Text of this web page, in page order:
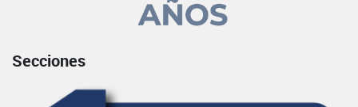
Secciones